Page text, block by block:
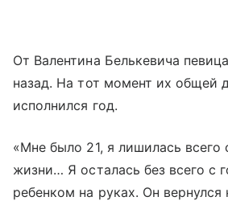
От Валентина Белькевича
назад. На тот момент их общей
исполнился год.
«Мне было 21, я лишилась всего
жизни… Я осталась без всего с
ребенком на руках. Он